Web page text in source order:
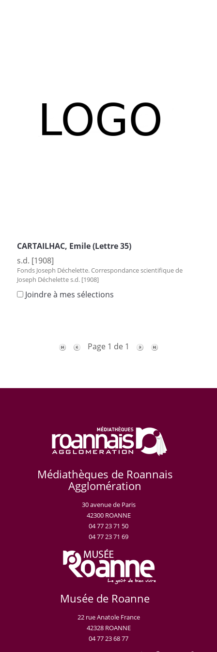
CARTAILHAC, Emile (Lettre 35)
s.d. [1908]
Fonds Joseph Déchelette. Correspondance scientifique de
Joseph Déchelette s.d. [1908]
Joindre à mes sélections
Page 1 de 1
Médiathèques de Roannais
Agglomération
30 avenue de Paris
42300 ROANNE
04 77 23 71 50
04 77 23 71 69
Musée de Roanne
22 rue Anatole France
42328 ROANNE
04 77 23 68 77